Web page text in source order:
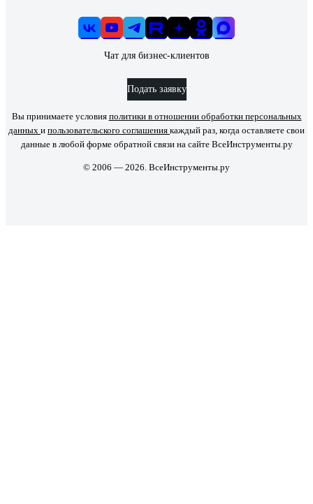
Чат для бизнес-клиентов
Подать заявку
Вы принимаете условия политики в отношении обработки персональных
данных и пользовательского соглашения каждый раз, когда оставляете свои
данные в любой форме обратной связи на сайте ВсеИнструменты.ру
© 2006 — 2026. ВсеИнструменты.ру